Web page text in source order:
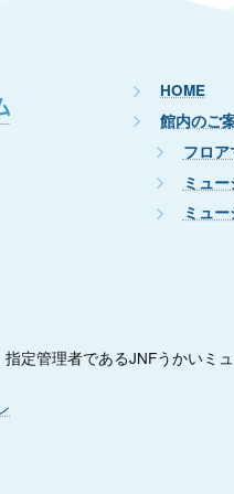
HOME
館内のご
フロ
ミュ
ミュ
定管理者であるJNFうかいミ